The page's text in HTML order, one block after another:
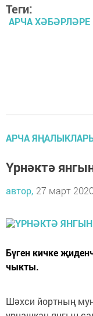
Теги:
АРЧА ХӘБӘРЛӘРЕ
АРЧА
Үрнәктә
автор, 27 март
Бүген кичке
чыкты.
Шәхси йортның